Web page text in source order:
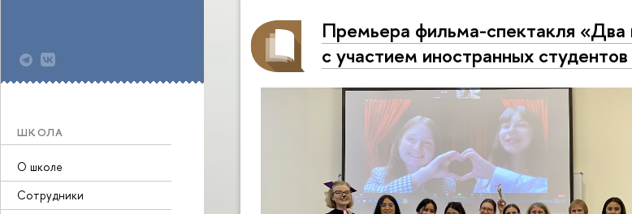
ШКОЛА
О школе
Сотрудники
Премьера фильма-спектакля «Два
с участием иностранных